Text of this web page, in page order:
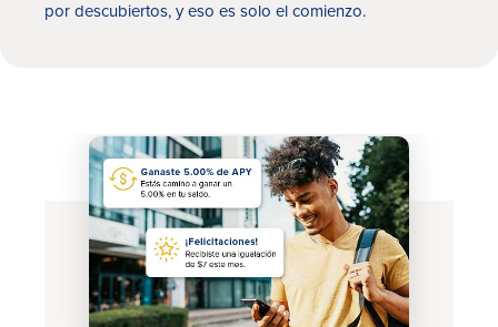
por descubiertos, y eso es solo el comienzo.